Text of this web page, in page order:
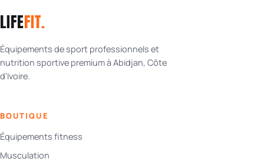
LIFEFIT.
Équipements de sport professionnels et
nutrition sportive premium à Abidjan, Côte
d'Ivoire.
BOUTIQUE
Équipements fitness
Musculation